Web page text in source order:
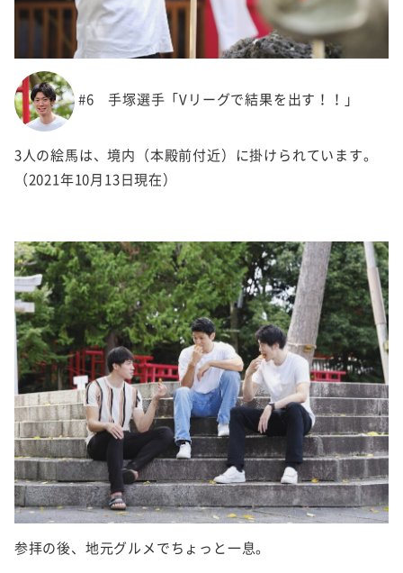
#6 手塚選手「Vリーグで結果を出す！！」
3人の絵馬は、境内（本殿前付近）に掛けられています。
（2021年10月13日現在）
参拝の後、地元グルメでちょっと一息。